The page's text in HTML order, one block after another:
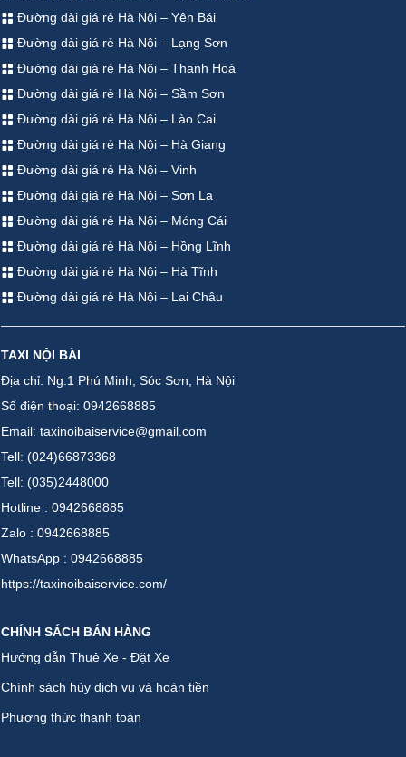
Đường dài giá rẻ Hà Nội – Yên Bái
Đường dài giá rẻ Hà Nội – Lạng Sơn
Đường dài giá rẻ Hà Nội – Thanh Hoá
Đường dài giá rẻ Hà Nội – Sầm Sơn
Đường dài giá rẻ Hà Nội – Lào Cai
Đường dài giá rẻ Hà Nội – Hà Giang
Đường dài giá rẻ Hà Nội – Vinh
Đường dài giá rẻ Hà Nội – Sơn La
Đường dài giá rẻ Hà Nội – Móng Cái
Đường dài giá rẻ Hà Nội – Hồng Lĩnh
Đường dài giá rẻ Hà Nội – Hà Tĩnh
Đường dài giá rẻ Hà Nội – Lai Châu
TAXI NỘI BÀI
Địa chỉ: Ng.1 Phú Minh, Sóc Sơn, Hà Nội
Số điện thoại: 0942668885
Email: taxinoibaiservice@gmail.com
Tell: (024)66873368
Tell: (035)2448000
Hotline : 0942668885
Zalo : 0942668885
WhatsApp : 0942668885
https://taxinoibaiservice.com/
CHÍNH SÁCH BÁN HÀNG
Hướng dẫn Thuê Xe - Đặt Xe
Chính sách hủy dịch vụ và hoàn tiền
Phương thức thanh toán